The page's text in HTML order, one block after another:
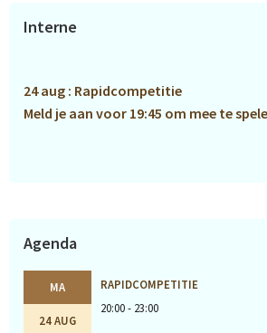
Primaire
Interne
24 aug : Rapidcompetitie
Meld je aan voor 19:45 om mee te
Agenda
MA
24 AUG
RAPIDCOMPETITIE
20:00 - 23:00